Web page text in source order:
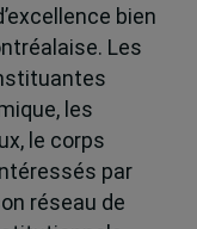
bien
Les
les
le corps
par
réseau de